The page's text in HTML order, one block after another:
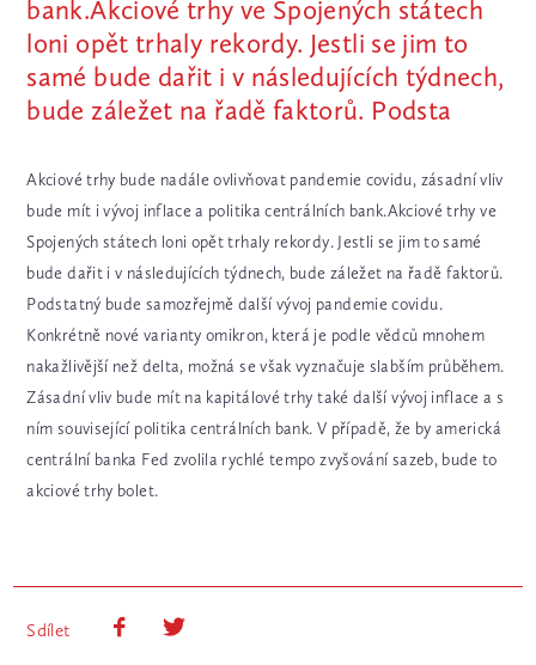
bank.Akciové trhy ve Spojených státech
loni opět trhaly rekordy. Jestli se jim to
samé bude dařit i v následujících týdnech,
bude záležet na řadě faktorů. Podsta
Akciové trhy bude nadále ovlivňovat pandemie covidu, zásadní vliv
bude mít i vývoj inflace a politika centrálních bank.Akciové trhy ve
Spojených státech loni opět trhaly rekordy. Jestli se jim to samé
bude dařit i v následujících týdnech, bude záležet na řadě faktorů.
Podstatný bude samozřejmě další vývoj pandemie covidu.
Konkrétně nové varianty omikron, která je podle vědců mnohem
nakažlivější než delta, možná se však vyznačuje slabším průběhem.
Zásadní vliv bude mít na kapitálové trhy také další vývoj inflace a s
ním související politika centrálních bank. V případě, že by americká
centrální banka Fed zvolila rychlé tempo zvyšování sazeb, bude to
akciové trhy bolet.
Sdílet